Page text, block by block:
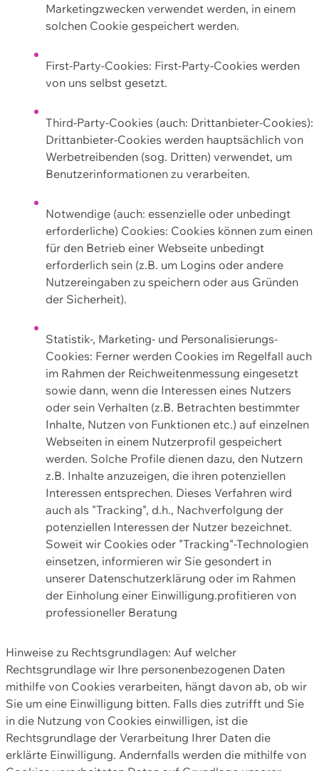
Marketingzwecken verwendet werden, in einem
solchen Cookie gespeichert werden.
First-Party-Cookies: First-Party-Cookies werden
von uns selbst gesetzt.
Third-Party-Cookies (auch: Drittanbieter-Cookies):
Drittanbieter-Cookies werden hauptsächlich von
Werbetreibenden (sog. Dritten) verwendet, um
Benutzerinformationen zu verarbeiten.
Notwendige (auch: essenzielle oder unbedingt
erforderliche) Cookies: Cookies können zum einen
für den Betrieb einer Webseite unbedingt
erforderlich sein (z.B. um Logins oder andere
Nutzereingaben zu speichern oder aus Gründen
der Sicherheit).
Statistik-, Marketing- und Personalisierungs-
Cookies: Ferner werden Cookies im Regelfall auch
im Rahmen der Reichweitenmessung eingesetzt
sowie dann, wenn die Interessen eines Nutzers
oder sein Verhalten (z.B. Betrachten bestimmter
Inhalte, Nutzen von Funktionen etc.) auf einzelnen
Webseiten in einem Nutzerprofil gespeichert
werden. Solche Profile dienen dazu, den Nutzern
z.B. Inhalte anzuzeigen, die ihren potenziellen
Interessen entsprechen. Dieses Verfahren wird
auch als "Tracking", d.h., Nachverfolgung der
potenziellen Interessen der Nutzer bezeichnet.
Soweit wir Cookies oder "Tracking"-Technologien
einsetzen, informieren wir Sie gesondert in
unserer Datenschutzerklärung oder im Rahmen
der Einholung einer Einwilligung.profitieren von
professioneller Beratung
Hinweise zu Rechtsgrundlagen: Auf welcher
Rechtsgrundlage wir Ihre personenbezogenen Daten
mithilfe von Cookies verarbeiten, hängt davon ab, ob wir
Sie um eine Einwilligung bitten. Falls dies zutrifft und Sie
in die Nutzung von Cookies einwilligen, ist die
Rechtsgrundlage der Verarbeitung Ihrer Daten die
erklärte Einwilligung. Andernfalls werden die mithilfe von